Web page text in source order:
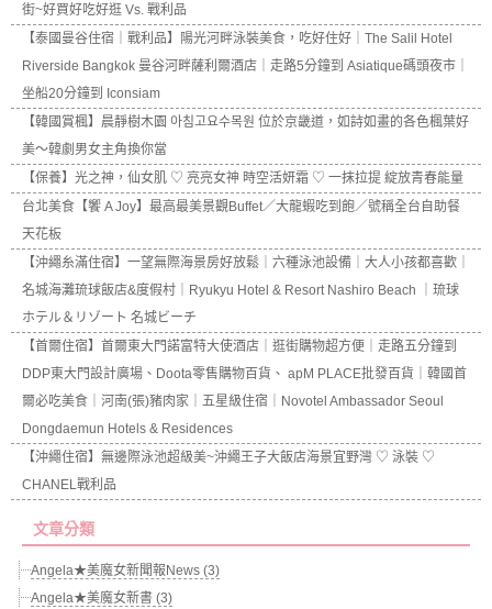
街~好買好吃好逛 Vs. 戰利品
【泰國曼谷住宿｜戰利品】陽光河畔泳裝美食，吃好住好｜The Salil Hotel
Riverside Bangkok 曼谷河畔薩利爾酒店｜走路5分鐘到 Asiatique碼頭夜市｜
坐船20分鐘到 Iconsiam
【韓國賞楓】晨靜樹木園 아침고요수목원 位於京畿道，如詩如畫的各色楓葉好
美～韓劇男女主角換你當
【保養】光之神，仙女肌 ♡ 亮亮女神 時空活妍霜 ♡ 一抹拉提 綻放青春能量
台北美食【饗 A Joy】最高最美景觀Buffet／大龍蝦吃到飽／號稱全台自助餐
天花板
【沖繩糸滿住宿】一望無際海景房好放鬆｜六種泳池設備｜大人小孩都喜歡｜
名城海灘琉球飯店&度假村｜Ryukyu Hotel & Resort Nashiro Beach ｜琉球
ホテル＆リゾート 名城ビーチ
【首爾住宿】首爾東大門諾富特大使酒店｜逛街購物超方便｜走路五分鐘到
DDP東大門設計廣場、Doota零售購物百貨、 apM PLACE批發百貨｜韓國首
爾必吃美食｜河南(張)豬肉家｜五星級住宿｜Novotel Ambassador Seoul
Dongdaemun Hotels & Residences
【沖繩住宿】無邊際泳池超級美~沖繩王子大飯店海景宜野灣 ♡ 泳裝 ♡
CHANEL戰利品
文章分類
Angela★美魔女新聞報News (3)
Angela★美魔女新書 (3)